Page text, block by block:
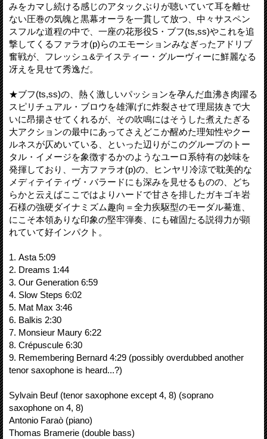
みをカマし続ける感じのアタックぶりが聴いていて耳を離せ
ない圧巻の気魄と黒幕オーラを一貫して放つ、中々サスペン
スフルな道程の中で、一座の花形役S・ブフ(ts,ss)やこれを追
撃してくるファラオ(p)らのエモーションみなぎったアドリブ
奮戦が、フレッシュ&テイスティー・グルーヴィーに鮮麗なる
冴えを見せて秀逸だ。
★ブフ(ts,ss)の、熱く激しいパッションを孕んだ血沸き肉躍る
スピリチュアル・ブロウを雄渾げに炸裂させて理屈抜きで大
いに昂揚させてくれるが、その吹鳴にはそうした煮えたぎる
大アクションの最中にあってさえどこか醒めた理知性やクー
ルネスが仄めいている、といった辺りがこのグループのトー
タル・イメージを象徴するかのようなユーロ系特有の妙味を
発揮しており、一方ファラオ(p)の、ヒンヤリ冷涼で耽美的な
メディテイティヴ・バラードにも深みを見せるものの、どち
らかと云えばここではよりハードで甘さを排したガキゴキ岩
石様の強硬ダイナミズム趣向＝全力疾駆型のモーダル驀進、
にこそ本領ありな印象の堅牢弾奏、にも確固たる説得力が顕
れていて好インパクト。
1. Asta 5:09
2. Dreams 1:44
3. Our Generation 6:59
4. Slow Steps 6:02
5. Mat Max 3:46
6. Balkis 2:30
7. Monsieur Maury 6:22
8. Crépuscule 6:30
9. Remembering Bernard 4:29 (possibly overdubbed another
tenor saxophone is heard...?)
Sylvain Beuf (tenor saxophone except 4, 8) (soprano
saxophone on 4, 8)
Antonio Faraò (piano)
Thomas Bramerie (double bass)